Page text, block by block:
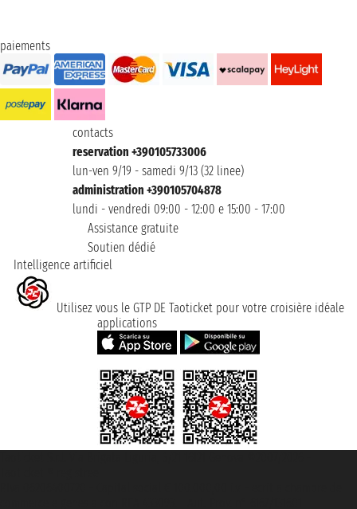
paiements
contacts
reservation +390105733006
lun-ven 9/19 - samedi 9/13 (32 linee)
administration +390105704878
lundi - vendredi 09:00 - 12:00 e 15:00 - 17:00
Assistance gratuite
Soutien dédié
Intelligence artificiel
Utilisez vous le GTP DE Taoticket pour votre croisière idéale
applications